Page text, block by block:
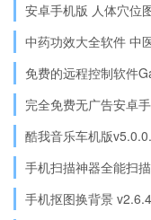
安卓手机版 人体穴位
中药功效大全软件 中
免费的远程控制软件
完全免费无广告安卓
酷我音乐车机版
手机扫描神器全能扫
手机抠图换背景